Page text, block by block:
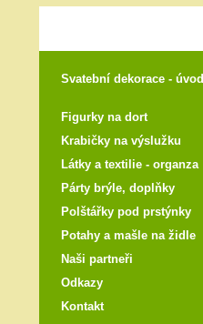
Svatební dekorace - úvod
Figurky na dort
Krabičky na výslužku
Látky a textilie - organza
Párty brýle, doplňky
Polštářky pod prstýnky
Potahy a mašle na židle
Naši partneři
Odkazy
Kontakt